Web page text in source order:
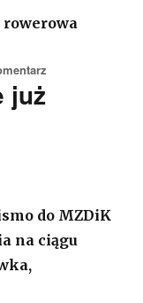
już
do MZDiK
na ciągu